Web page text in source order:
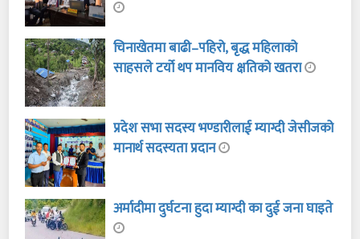
चिनाखेतमा बाढी–पहिरो, बृद्ध महिलाको
साहसले टर्यो थप मानविय क्षतिको खतरा
प्रदेश सभा सदस्य भण्डारीलाई म्याग्दी जेसीजको
मानार्थ सदस्यता प्रदान
अर्मादीमा दुर्घटना हुदा म्याग्दी का दुई जना घाइते